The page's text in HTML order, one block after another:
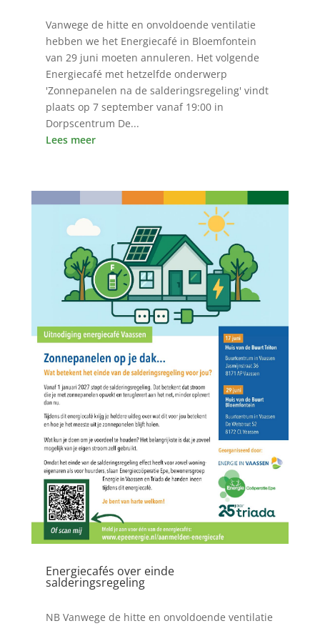
Vanwege de hitte en onvoldoende ventilatie
hebben we het Energiecafé in Bloemfontein
van 29 juni moeten annuleren. Het volgende
Energiecafé met hetzelfde onderwerp
'Zonnepanelen na de salderingsregeling' vindt
plaats op 7 september vanaf 19:00 in
Dorpscentrum De...
Lees meer
Energiecafés over einde
salderingsregeling
NB Vanwege de hitte en onvoldoende ventilatie